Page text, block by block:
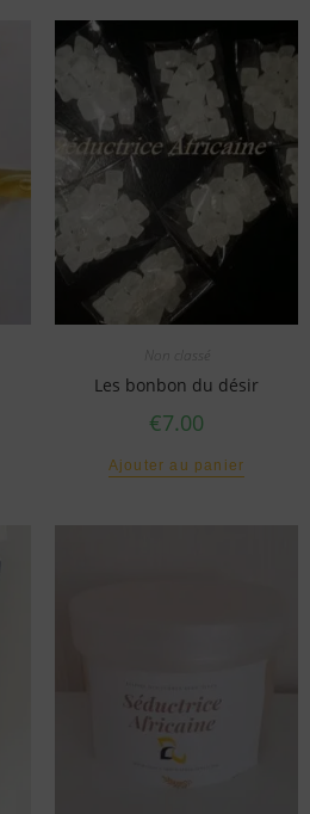
Non classé
Les bonbon du désir
€7.00
Ajouter au panier